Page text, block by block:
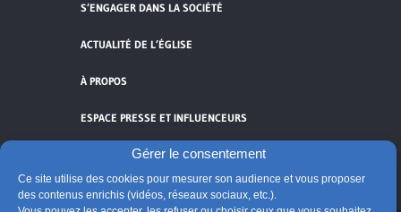
Gérer le consentement
Ce site utilise des cookies pour mesurer son audience et vous proposer
des contenus enrichis (vidéos, réseaux sociaux, etc.).
S’ENGAGER DANS LA SOCIÉTÉ
ACTUALITÉ DE L’ÉGLISE
À PROPOS
ESPACE PRESSE ET INFLUENCEURS